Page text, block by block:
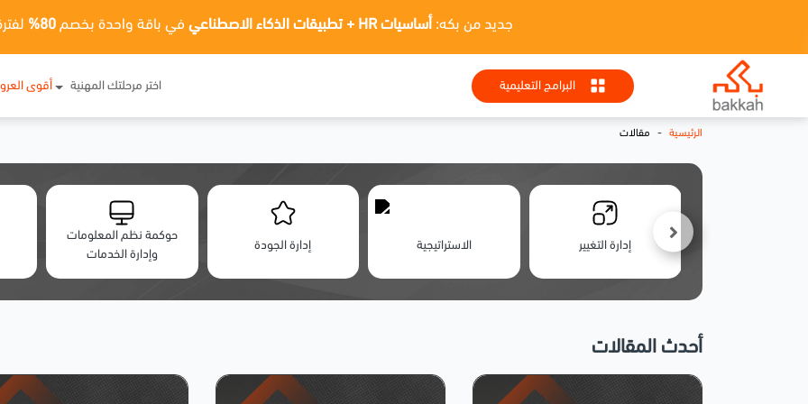
جديد من بكه: أساسيات HR + تطبيقات الذكاء الاصطناعي في باقة واحدة بخصم 80%
البرامج التعليمية اختر مرحلتك المهنية أقوى
الرئيسية - مقالات
حوكمة نظم المعلومات
وإدارة الخدمات
إدارة الجودة الاستراتيجية إدارة التغيير
أحدث المقالات